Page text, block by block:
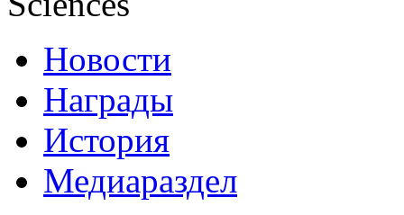
Новости
Награды
История
Медиараздел